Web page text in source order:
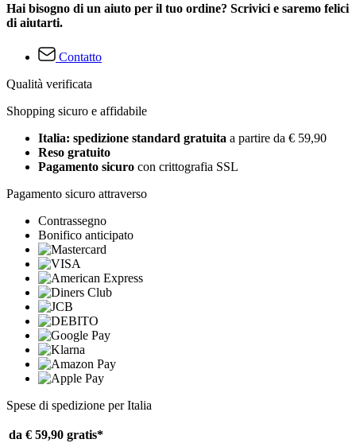
Hai bisogno di un aiuto per il tuo ordine? Scrivici e saremo felici
di aiutarti.
Contatto
Qualità verificata
Shopping sicuro e affidabile
Italia: spedizione standard gratuita a partire da € 59,90
Reso gratuito
Pagamento sicuro con crittografia SSL
Pagamento sicuro attraverso
Contrassegno
Bonifico anticipato
Spese di spedizione per Italia
da € 59,90 gratis*